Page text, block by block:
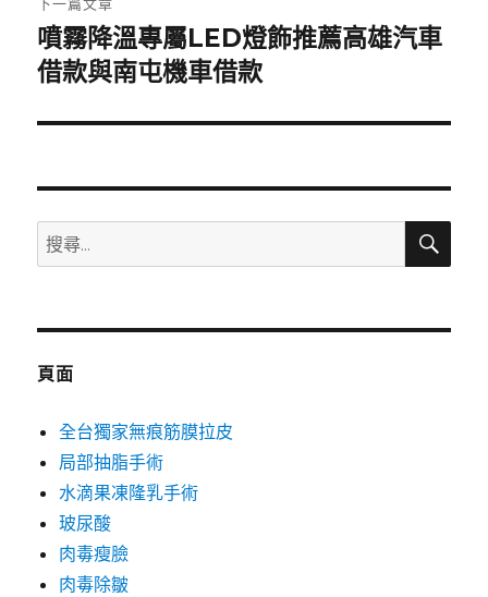
下
一
文
噴霧降溫專屬LED燈飾推薦高雄汽車
借款與南屯機車借款
搜
尋
鍵
搜
頁面
全台獨家無痕筋膜拉皮
局部抽脂手術
水滴果凍隆乳手術
玻尿酸
肉毒瘦臉
肉毒除皺